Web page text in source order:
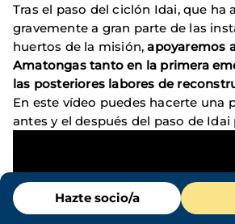
Tras el paso del ciclón Idai, que ha
gravemente a gran parte de las
huertos de la misión,apoyaremos
Amatongas tanto en la primera
las posteriores labores de
En este vídeo puedes hacerte una
antes y el después del paso de
Menú
de
Hazte socio/a